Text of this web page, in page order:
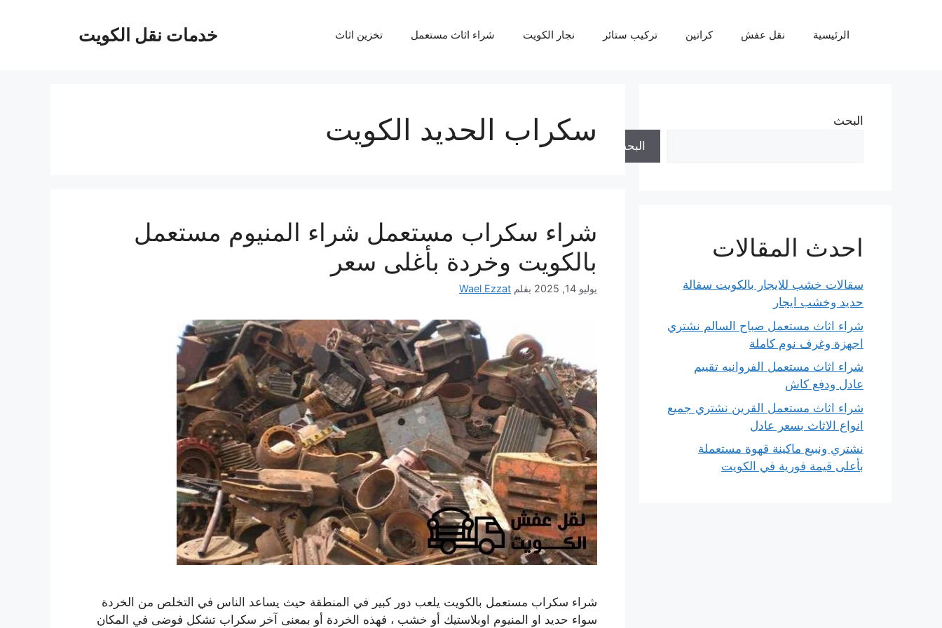
خدمات نقل الكويت الرئيسية نقل عفش كراتين تركيب ستائر نجار الكويت شراء اثاث مستعمل تخزين اثاث
سكراب الحديد الكويت
شراء سكراب مستعمل شراء المنيوم مستعمل
بالكويت وخردة بأغلى سعر
يوليو 14, 2025 بقلم Wael Ezzat
شراء سكراب مستعمل بالكويت يلعب دور كبير في المنطقة حيث يساعد الناس في التخلص من الخردة
سواء حديد او المنيوم اوبلاستيك أو خشب ، فهذه الخردة أو بمعنى آخر سكراب تشكل فوضى في المكان
البحث
البحث
احدث المقالات
سقالات خشب للايجار بالكويت سقالة
حديد وخشب ايجار
شراء اثاث مستعمل صباح السالم نشتري
اجهزة وغرف نوم كاملة
شراء اثاث مستعمل الفروانيه تقييم
عادل ودفع كاش
شراء اثاث مستعمل القرين نشتري جميع
انواع الاثاث بسعر عادل
نشتري ونبيع ماكينة قهوة مستعملة
بأعلى قيمة فورية في الكويت